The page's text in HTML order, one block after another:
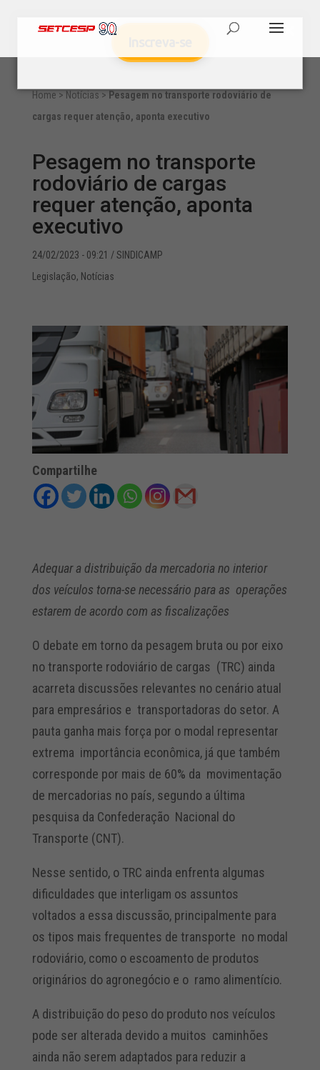
Home > Notícias > Pesagem no transporte rodoviário de
cargas requer atenção, aponta executivo
Pesagem no transporte
rodoviário de cargas
requer atenção, aponta
executivo
24/02/2023 - 09:21 / SINDICAMP
Legislação, Notícias
Compartilhe
Adequar a distribuição da mercadoria no interior
dos veículos torna-se necessário para as operações
estarem de acordo com as fiscalizações
O debate em torno da pesagem bruta ou por eixo
no transporte rodoviário de cargas (TRC) ainda
acarreta discussões relevantes no cenário atual
para empresários e transportadoras do setor. A
pauta ganha mais força por o modal representar
extrema importância econômica, já que também
corresponde por mais de 60% da movimentação
de mercadorias no país, segundo a última
pesquisa da Confederação Nacional do
Transporte (CNT).
Nesse sentido, o TRC ainda enfrenta algumas
dificuldades que interligam os assuntos
voltados a essa discussão, principalmente para
os tipos mais frequentes de transporte no modal
rodoviário, como o escoamento de produtos
originários do agronegócio e o ramo alimentício.
A distribuição do peso do produto nos veículos
pode ser alterada devido a muitos caminhões
ainda não serem adaptados para reduzir a